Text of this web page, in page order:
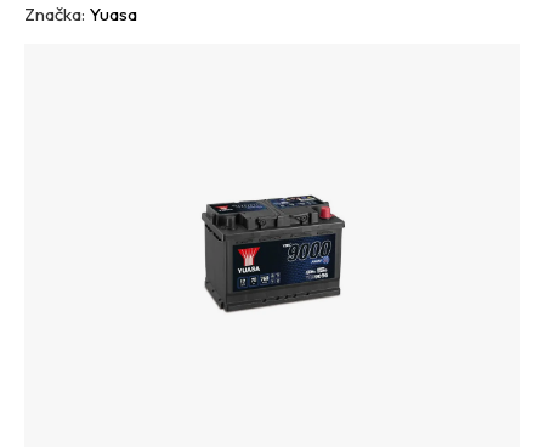
Značka: Yuasa